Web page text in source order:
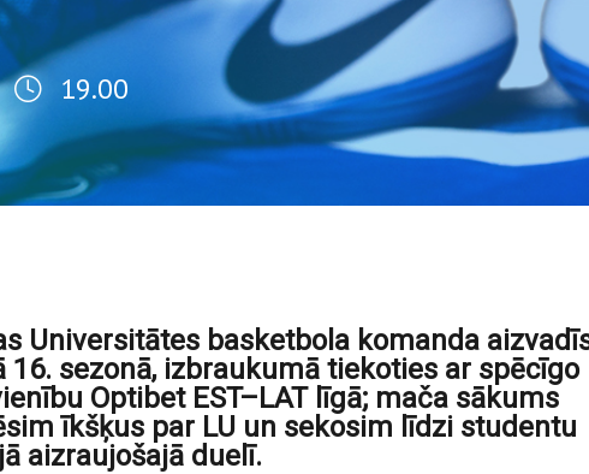
19.00
Universitātes basketbola komanda
16. sezonā, izbraukumā tiekoties ar spēcīgo
Optibet EST–LAT līgā; mača sākums
īkšķus par LU un sekosim līdzi studentu
aizraujošajā duelī.